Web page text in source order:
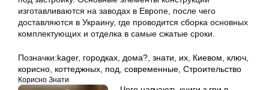
изготавливаются на заводах в Европе, после чего
доставляются в Украину, где проводится сборка основных
комплектующих и отделка в самые сжатые сроки.
Позначки:kager, городках дома? знати их Киевом ключ
корисно коттеджных под современные Строительство
Корисно Знати